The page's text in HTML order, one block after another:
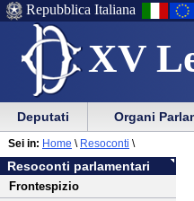
XV
Menu
di
ausilio
alla
navigazione
Vai
Menu
di
navigazione
principale
Repubblica Italiana
Menu
di
navigazione
principale
Vai
menu
di
sezione
Deputati Organi
Vai
al
contenuto
Resoconti parlamentari
Frontespizio
Sei in: Home \ Resoconti \